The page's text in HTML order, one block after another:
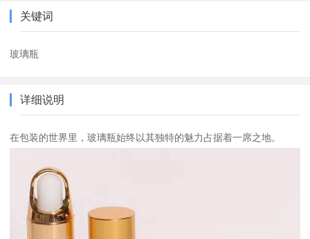
关键词
玻璃瓶
详细说明
在包装的世界里，玻璃瓶始终以其独特的魅力占据着一席之地。